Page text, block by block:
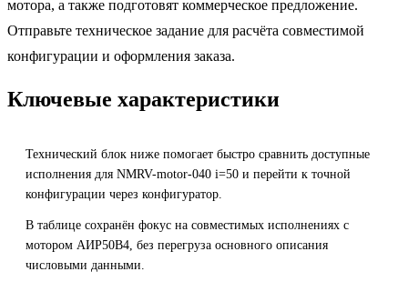
мотора, а также подготовят коммерческое предложение.
Отправьте техническое задание для расчёта совместимой
конфигурации и оформления заказа.
Ключевые характеристики
Технический блок ниже помогает быстро сравнить доступные
исполнения для NMRV-motor-040 i=50 и перейти к точной
конфигурации через конфигуратор.
В таблице сохранён фокус на совместимых исполнениях с
мотором АИР50B4, без перегруза основного описания
числовыми данными.